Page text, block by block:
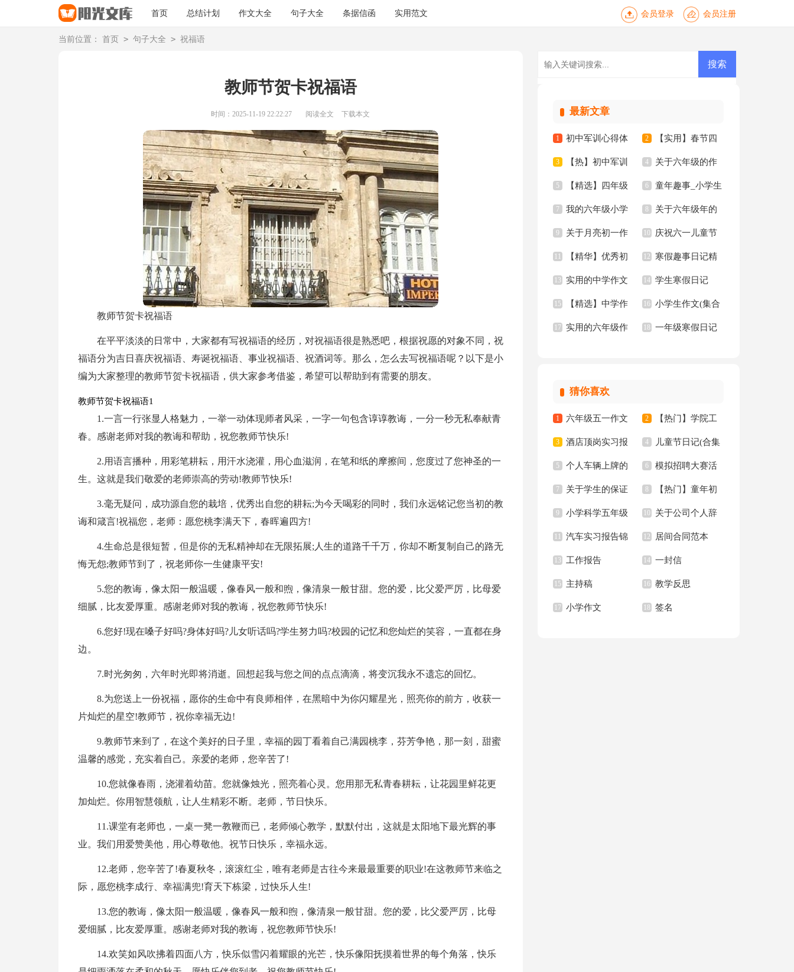
首页 总结计划 作文大全 句子大全 条据信函 实用范文 会员登录 会员注册
当前位置： 首页 > 句子大全 > 祝福语
教师节贺卡祝福语
时间：2025-11-19 22:22:27 阅读全文 下载本文
教师节贺卡祝福语
在平平淡淡的日常中，大家都有写祝福语的经历，对祝福语很是熟悉吧，根据祝愿的对象不同，祝
福语分为吉日喜庆祝福语、寿诞祝福语、事业祝福语、祝酒词等。那么，怎么去写祝福语呢？以下是小
编为大家整理的教师节贺卡祝福语，供大家参考借鉴，希望可以帮助到有需要的朋友。
教师节贺卡祝福语1
1.一言一行张显人格魅力，一举一动体现师者风采，一字一句包含谆谆教诲，一分一秒无私奉献青
春。感谢老师对我的教诲和帮助，祝您教师节快乐!
2.用语言播种，用彩笔耕耘，用汗水浇灌，用心血滋润，在笔和纸的摩擦间，您度过了您神圣的一
生。这就是我们敬爱的老师崇高的劳动!教师节快乐!
3.毫无疑问，成功源自您的栽培，优秀出自您的耕耘;为今天喝彩的同时，我们永远铭记您当初的教
诲和箴言!祝福您，老师：愿您桃李满天下，春晖遍四方!
4.生命总是很短暂，但是你的无私精神却在无限拓展;人生的道路千千万，你却不断复制自己的路无
悔无怨;教师节到了，祝老师你一生健康平安!
5.您的教诲，像太阳一般温暖，像春风一般和煦，像清泉一般甘甜。您的爱，比父爱严厉，比母爱
细腻，比友爱厚重。感谢老师对我的教诲，祝您教师节快乐!
6.您好!现在嗓子好吗?身体好吗?儿女听话吗?学生努力吗?校园的记忆和您灿烂的笑容，一直都在身
边。
7.时光匆匆，六年时光即将消逝。回想起我与您之间的点点滴滴，将变沉我永不遗忘的回忆。
8.为您送上一份祝福，愿你的生命中有良师相伴，在黑暗中为你闪耀星光，照亮你的前方，收获一
片灿烂的星空!教师节，祝你幸福无边!
9.教师节来到了，在这个美好的日子里，幸福的园丁看着自己满园桃李，芬芳争艳，那一刻，甜蜜
温馨的感觉，充实着自己。亲爱的老师，您辛苦了!
10.您就像春雨，浇灌着幼苗。您就像烛光，照亮着心灵。您用那无私青春耕耘，让花园里鲜花更
加灿烂。你用智慧领航，让人生精彩不断。老师，节日快乐。
11.课堂有老师也，一桌一凳一教鞭而已，老师倾心教学，默默付出，这就是太阳地下最光辉的事
业。我们用爱赞美他，用心尊敬他。祝节日快乐，幸福永远。
12.老师，您辛苦了!春夏秋冬，滚滚红尘，唯有老师是古往今来最最重要的职业!在这教师节来临之
际，愿您桃李成行、幸福满兜!育天下栋梁，过快乐人生!
13.您的教诲，像太阳一般温暖，像春风一般和煦，像清泉一般甘甜。您的爱，比父爱严厉，比母
爱细腻，比友爱厚重。感谢老师对我的教诲，祝您教师节快乐!
14.欢笑如风吹拂着四面八方，快乐似雪闪着耀眼的光芒，快乐像阳抚摸着世界的每个角落，快乐
最新文章
1 初中军训心得体
会【热门】
2 【实用】春节四
年级作文集合8篇
3 【热】初中军训
心得体会
4 关于六年级的作
文集锦5篇
5 【精选】四年级
妈妈作文300字集锦
九篇
6 童年趣事_小学生
六年级作文
7 我的六年级小学
作文锦集八篇
8 关于六年级年的
作文300字集合8篇
9 关于月亮初一作
文
10 庆祝六一儿童节
日记
11 【精华】优秀初
中作文集合五篇
12 寒假趣事日记精
选15篇
13 实用的中学作文
锦集六篇
14 学生寒假日记
【热】
15 【精选】中学作
文600字汇总8篇
16 小学生作文(集合
15篇)
17 实用的六年级作 18 一年级寒假日记
猜你喜欢
1 六年级五一作文
300字集锦7篇
2 【热门】学院工
作计划四篇
3 酒店顶岗实习报
告十篇
4 儿童节日记(合集
15篇)
5 个人车辆上牌的
委托书
6 模拟招聘大赛活
动总结
7 关于学生的保证
书汇总八篇
8 【热门】童年初
中作文300字集锦十
篇
9 小学科学五年级
上册教学计划
10 关于公司个人辞
职报告汇总6篇
11 汽车实习报告锦
集八篇
12 居间合同范本
13 工作报告 14 一封信
15 主持稿 16 教学反思
17 小学作文 18 签名